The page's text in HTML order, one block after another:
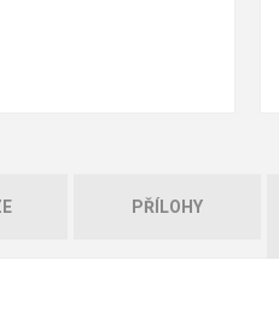
PŘÍLOHY